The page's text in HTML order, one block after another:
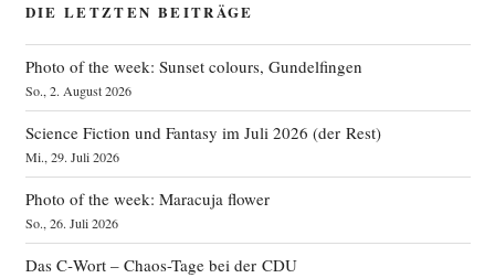
DIE LETZTEN BEITRÄGE
Photo of the week: Sunset colours, Gundelfingen
So., 2. August 2026
Science Fiction und Fantasy im Juli 2026 (der Rest)
Mi., 29. Juli 2026
Photo of the week: Maracuja flower
So., 26. Juli 2026
Das C‑Wort – Chaos-Tage bei der CDU